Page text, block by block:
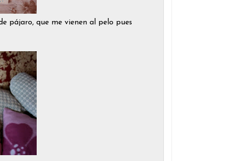
pájaro, que me vienen al pelo pues